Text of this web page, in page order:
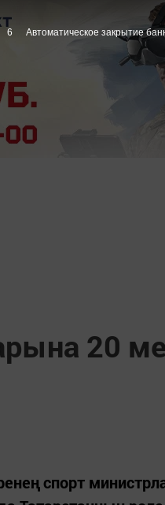
20
спорт
5 Автоматическое закрытие